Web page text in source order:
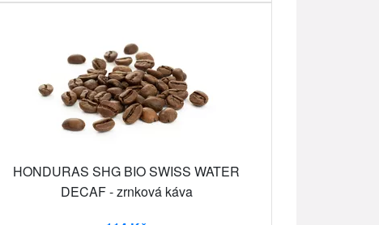
HONDURAS SHG BIO SWISS WATER
DECAF - zrnková káva